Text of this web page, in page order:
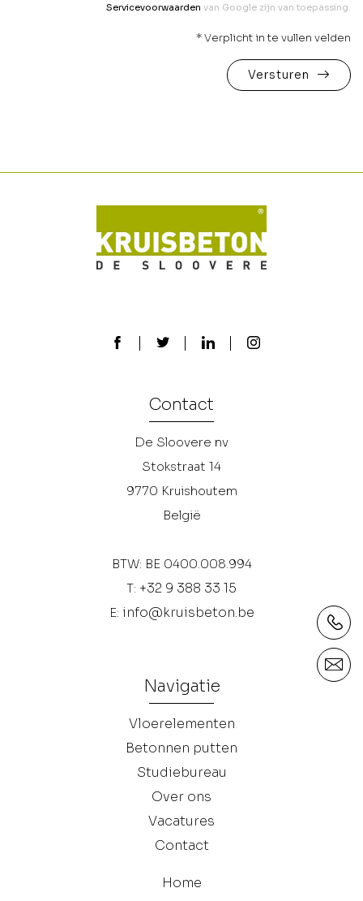
Servicevoorwaarden van Google zijn van toepassing.
* Verplicht in te vullen velden
Versturen
Contact
De Sloovere nv
Stokstraat 14
9770 Kruishoutem
België
BTW: BE 0400.008.994
T: +32 9 388 33 15
E: info@kruisbeton.be
Navigatie
Vloerelementen
Betonnen putten
Studiebureau
Over ons
Vacatures
Contact
Home